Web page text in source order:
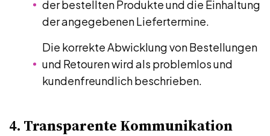
der bestellten Produkte und die Einhaltung
der angegebenen Liefertermine.
Die korrekte Abwicklung von Bestellungen
und Retouren wird als problemlos und
kundenfreundlich beschrieben.
4. Transparente Kommunikation